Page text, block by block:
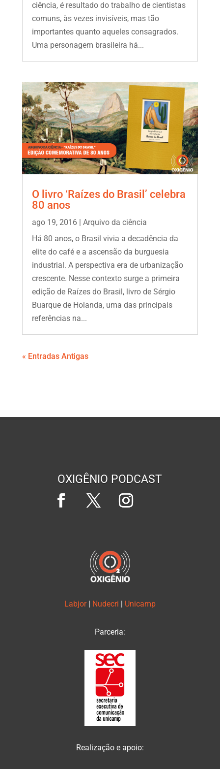
ciência, é resultado do trabalho de cientistas
comuns, às vezes invisíveis, mas tão
importantes quanto aqueles consagrados.
Uma personagem brasileira há...
O livro ‘Raízes do Brasil’ celebra
80 anos
ago 19, 2016| Arquivo da ciência
Há 80 anos, o Brasil vivia a decadência da
elite do café e a ascensão da burguesia
industrial. A perspectiva era de urbanização
crescente. Nesse contexto surge a primeira
edição de Raízes do Brasil, livro de Sérgio
Buarque de Holanda, uma das principais
referências na...
« Entradas Antigas
OXIGÊNIO PODCAST
Labjor Nudecri Unicamp
Parceria:
Realização e apoio: